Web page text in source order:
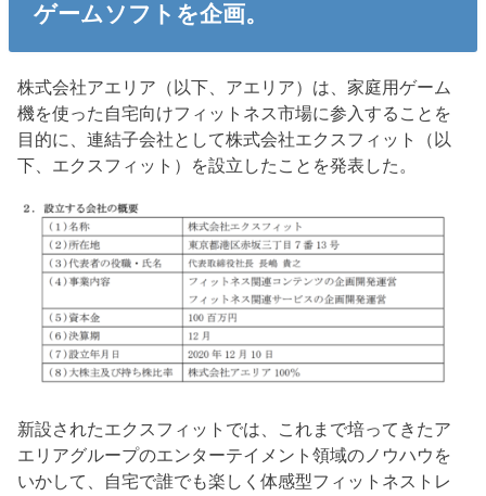
ゲームソフトを企画。
株式会社アエリア（以下、アエリア）は、家庭用ゲーム
機を使った自宅向けフィットネス市場に参入することを
目的に、連結子会社として株式会社エクスフィット（以
下、エクスフィット）を設立したことを発表した。
新設されたエクスフィットでは、これまで培ってきたア
エリアグループのエンターテイメント領域のノウハウを
いかして、自宅で誰でも楽しく体感型フィットネストレ